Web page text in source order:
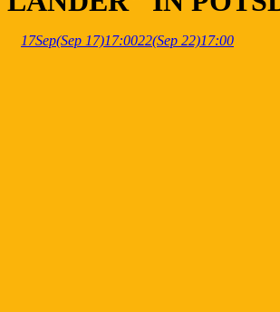
17Sep(Sep 17)17:0022(Sep 22)17:00